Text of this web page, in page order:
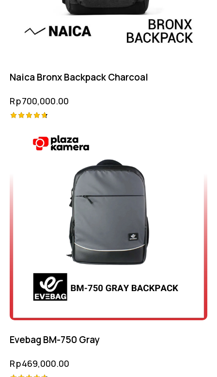
Naica Bronx Backpack Charcoal
Rp700,000.00
out of 5
Evebag BM-750 Gray
Rp469,000.00